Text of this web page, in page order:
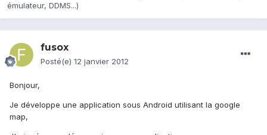
émulateur, DDMS...)
fusox
Posté(e) 12 janvier 2012
Bonjour,
Je développe une application sous Android utilisant la google
map,